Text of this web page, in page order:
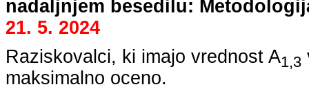
nadaljnjem besedilu:
21. 5. 2024
Raziskovalci, ki imajo vrednost A1,3
maksimalno oceno.